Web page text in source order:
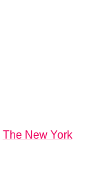
The New York